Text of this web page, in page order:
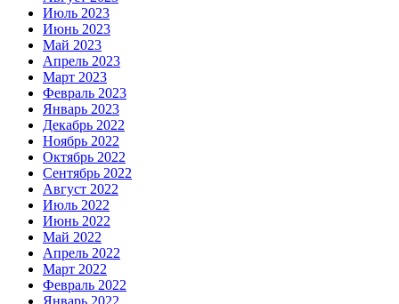
Июль 2023
Июнь 2023
Май 2023
Апрель 2023
Март 2023
Февраль 2023
Январь 2023
Декабрь 2022
Ноябрь 2022
Октябрь 2022
Сентябрь 2022
Август 2022
Июль 2022
Июнь 2022
Май 2022
Апрель 2022
Март 2022
Февраль 2022
Январь 2022